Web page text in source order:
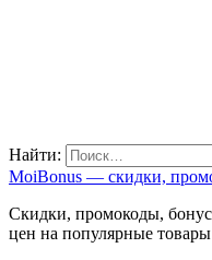
Найти:
MoiBonus — скидки,
Скидки, промокоды,
цен на популярные товары